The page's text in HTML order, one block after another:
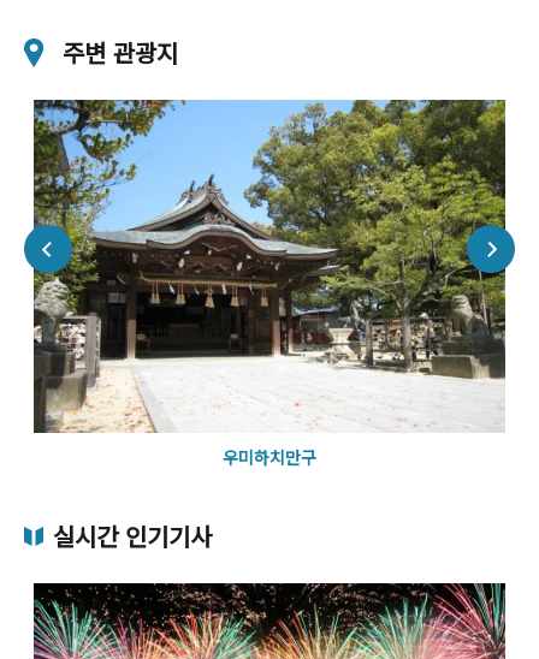
주변 관광지
우미하치만구
실시간 인기기사